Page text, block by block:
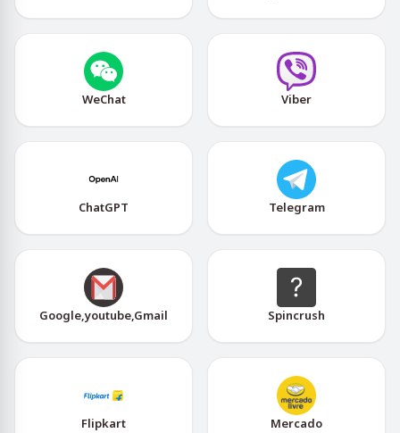
WeChat Viber
ChatGPT Telegram
Google,youtube,Gmail Spincrush
Flipkart Mercado